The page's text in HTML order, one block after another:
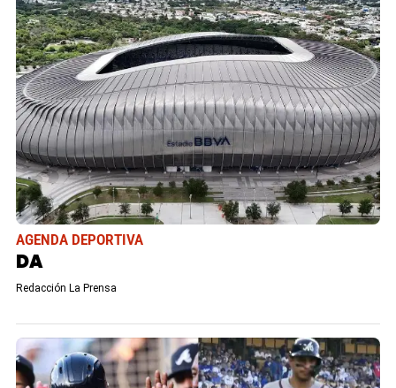
AGENDA DEPORTIVA
DA
Redacción La Prensa